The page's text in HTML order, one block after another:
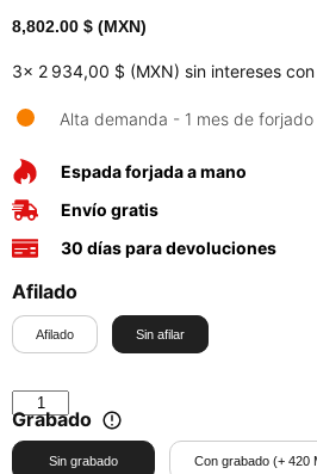
8,802.00 $ (MXN)
3x 2 934,00 $ (MXN) sin intereses con
Alta demanda - 1 mes de forjado
Espada forjada a mano
Envío gratis
30 días para devoluciones
Afilado
Afilado Sin afilar
Grabado
Sin grabado Con grabado (+ 420